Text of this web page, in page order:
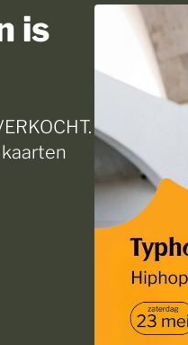
is